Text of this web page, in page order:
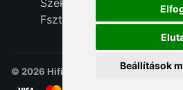
Beállítások
Fszt. 38/A
© 2026 Hifi Station Kft - Minden jog